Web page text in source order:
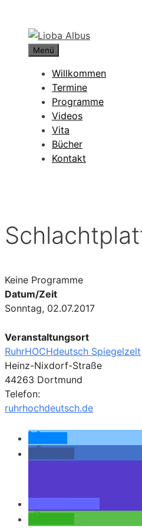
springen
Menü
Willkommen
Termine
Programme
Videos
Vita
Bücher
Kontakt
Keine Programme
Datum/Zeit
Sonntag, 02.07.2017
Veranstaltungsort
RuhrHOCHdeutsch Spiegelzelt
Heinz-Nixdorf-Straße
44263 Dortmund
Telefon:
ruhrhochdeutsch.de